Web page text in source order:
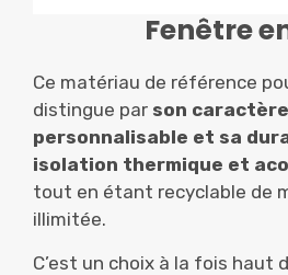
Fenêtre
Ce matériau de référence
distingue par son
personnalisable et sa
isolation thermique et
tout en étant recyclable de
illimitée.
C’est un choix à la fois haut